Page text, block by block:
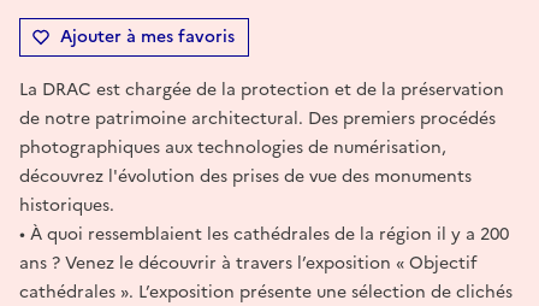
Ajouter à mes favoris
La DRAC est chargée de la protection et de la préservation
de notre patrimoine architectural. Des premiers procédés
photographiques aux technologies de numérisation,
découvrez l'évolution des prises de vue des monuments
historiques.
• À quoi ressemblaient les cathédrales de la région il y a 200
ans ? Venez le découvrir à travers l’exposition « Objectif
cathédrales ». L’exposition présente une sélection de clichés